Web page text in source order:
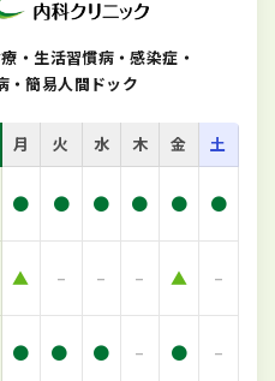
・生活習慣病・感染症 ・
・簡易人間ドック
月 火 水 木 金 土
● ● ● ● ● ●
▲ – – – ▲ –
● ● ● – ● –